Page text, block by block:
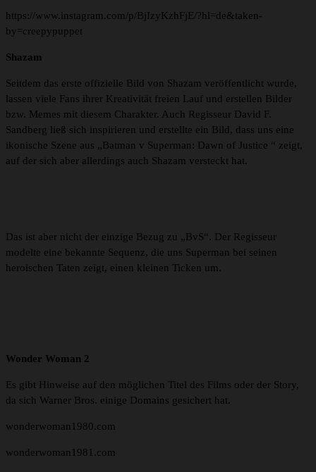
https://www.instagram.com/p/BjIzyKzhFjE/?hl=de&taken-
by=creepypuppet
Shazam
Seitdem das erste offizielle Bild von Shazam veröffentlicht wurde,
lassen viele Fans ihrer Kreativität freien Lauf und erstellen Bilder
bzw. Memes mit diesem Charakter. Auch Regisseur David F.
Sandberg ließ sich inspirieren und erstellte ein Bild, dass uns eine
ikonische Szene aus „Batman v Superman: Dawn of Justice “ zeigt,
auf der sich aber allerdings auch Shazam versteckt hat.
Das ist aber nicht der einzige Bezug zu „BvS“. Der Regisseur
modelte eine bekannte Sequenz, die uns Superman bei seinen
heroischen Taten zeigt, einen kleinen Ticken um.
Wonder Woman 2
Es gibt Hinweise auf den möglichen Titel des Films oder der Story,
da sich Warner Bros. einige Domains gesichert hat.
wonderwoman1980.com
wonderwoman1981.com